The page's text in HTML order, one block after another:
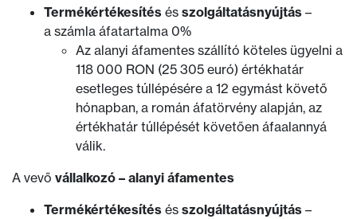
Termékértékesítés és szolgáltatásnyújtás –
a számla áfatartalma 0%
Az alanyi áfamentes szállító köteles ügyelni a
118 000 RON (25 305 euró) értékhatár
esetleges túllépésére a 12 egymást követő
hónapban, a román áfatörvény alapján, az
értékhatár túllépését követően áfaalannyá
válik.
A vevő vállalkozó – alanyi áfamentes
Termékértékesítés és szolgáltatásnyújtás –